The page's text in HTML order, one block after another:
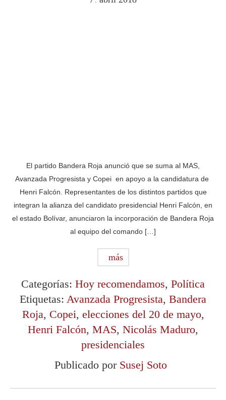
El partido Bandera Roja anunció que se suma al MAS,
Avanzada Progresista y Copei en apoyo a la candidatura de
Henri Falcón. Representantes de los distintos partidos que
integran la alianza del candidato presidencial Henri Falcón, en
el estado Bolívar, anunciaron la incorporación de Bandera Roja
al equipo del comando […]
más
Categorías: Hoy recomendamos, Política
Etiquetas: Avanzada Progresista, Bandera
Roja, Copei, elecciones del 20 de mayo,
Henri Falcón, MAS, Nicolás Maduro,
presidenciales
Publicado por Susej Soto